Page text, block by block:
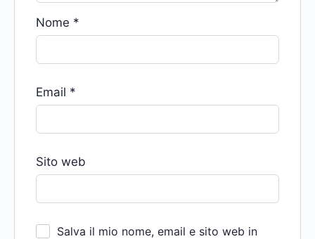
Nome *
Email *
Sito web
Salva il mio nome, email e sito web in